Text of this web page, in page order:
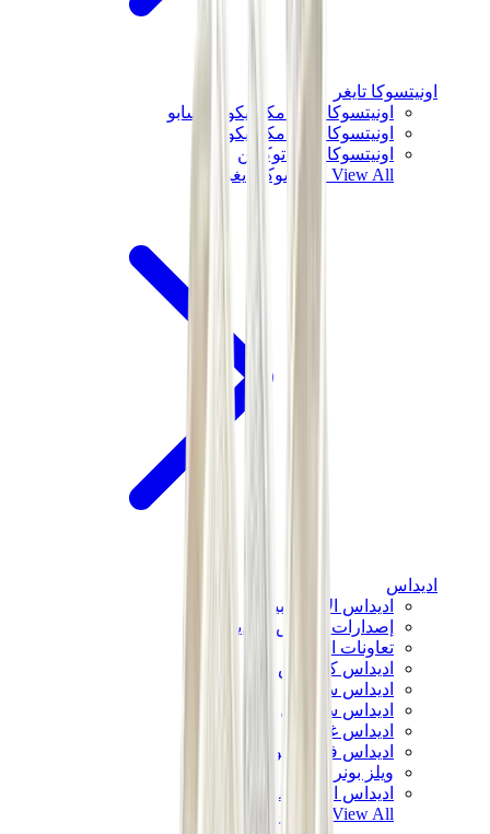
اونيتسوكا تايغر
اونيتسوكا تايغر مكسيكو 66 سابو
اونيتسوكا تايغر مكسيكو 66
اونيتسوكا تايغر توكوتن
View All
اونيتسوكا تايغر
اديداس
اديداس الأكثر مبيعاً
إصدارات اديداس الجديدة
تعاونات اديداس
اديداس كامبوس
اديداس سامبا
اديداس سبيزيال
اديداس غزال
اديداس فوروم لو
ويلز بونر
اديداس اوريجينالز
View All